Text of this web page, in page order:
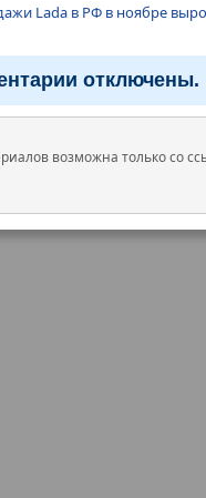
Lada в РФ в ноябре
отключены.
возможна только со